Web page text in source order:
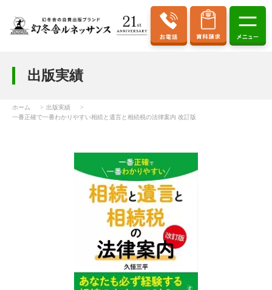
出版実績
ホーム
出版実績
一番正確で一番わかりやすい相続と遺言と相続税の法律案内 改訂版